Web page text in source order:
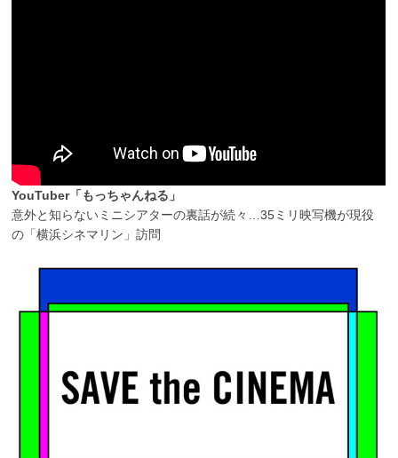
YouTuber「もっちゃんねる」
意外と知らないミニシアターの裏話が続々…35ミリ映写機が現役
の「横浜シネマリン」訪問